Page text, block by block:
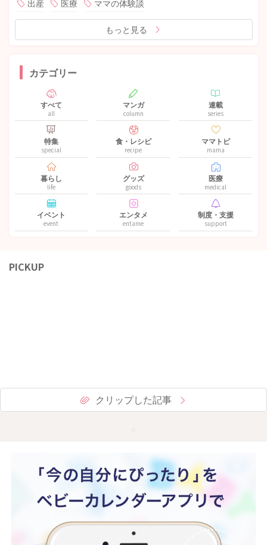
出産 医療 ママの体験談
もっと見る
カテゴリー
すべて
all
マンガ
column
連載
series
特集
special
食・レシピ
recipe
ママトピ
mama
暮らし
life
グッズ
goods
医療
medical
イベント
event
エンタメ
entame
制度・支援
support
PICKUP
クリップした記事